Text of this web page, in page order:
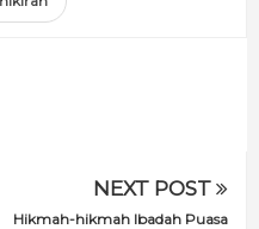
NEXT POST
Hikmah-hikmah Ibadah Puasa